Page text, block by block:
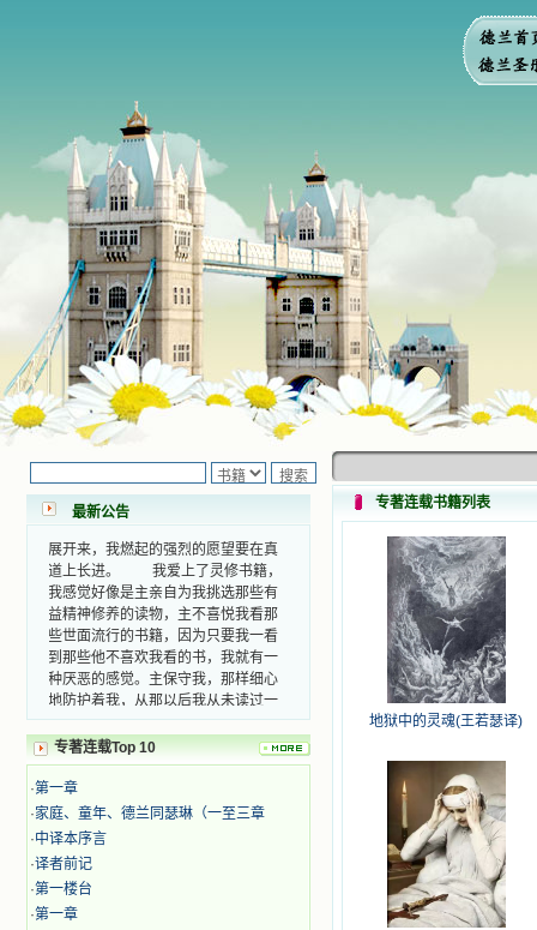
最新公告
小德兰爱心书屋最新公告 有一天，我
做了一个奇怪的梦，至今让我难忘。
梦中，我看到一本打开的用石头做的
味，我就更用力去舔，最后从这本书
里流出活水来了。从那以后，一种想
要了解、学习的迫切渴求在我心里扩
展开来，我燃起的强烈的愿望要在真
道上长进。 我爱上了灵修书籍，
我感觉好像是主亲自为我挑选那些有
益精神修养的读物，主不喜悦我看那
些世面流行的书籍，因为只要我一看
到那些他不喜欢我看的书，我就有一
种厌恶的感觉。主保守我，那样细心
地防护着我，从那以后我从未读过一
本不良的书籍。 善良的书使人向
善，这些圣人的作品，渐渐地印在了
我的脑子里。读这些圣书时，我思潮
汹涌起伏，欣喜不能自已。书中谈到
这些圣人们如何在与主的交往中得到
灵命的更新，德行的馨香如何上达天
庭。啊，在这世上曾住过那么多热心
的圣人，为了传播福音，他们告别亲
人，舍下了他们手中的一切，轻快地
踏上了异国他乡，到没有人知道真神
专著连载Top 10
·第一章
·家庭、童年、德兰同瑟琳（一至三章
·中译本序言
·译者前记
·第一楼台
·第一章
专著连载书籍列表
地狱中的灵魂(王若瑟译)